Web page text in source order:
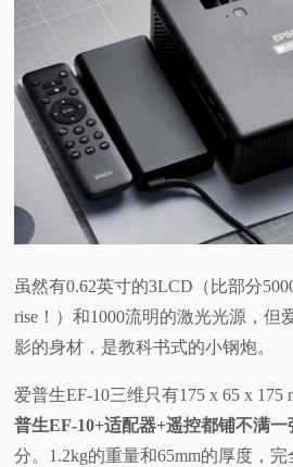
虽然有0.62英寸的3LCD（比部分
rise！）和1000流明的激光光源，但
影的身材，是教科书式的小钢炮。
爱普生EF-10三维只有175 x 65 x 175
普生EF-10+适配器+遥控都铺不满一
分。1.2kg的重量和65mm的厚度，完